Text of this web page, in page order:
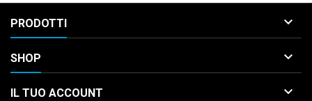
PRODOTTI 
SHOP 
IL TUO ACCOUNT 